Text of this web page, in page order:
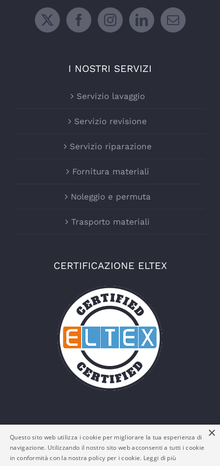
I NOSTRI SERVIZI
Servizio lavaggio
Servizio revisione
Servizio riparazione
Fornitura materiali
Noleggio e permuta
Trasporto materiali
CERTIFICAZIONE ELTEX
×
Questo sito web utilizza i cookie per migliorare la tua esperienza di
navigazione. Utilizzando il nostro sito web acconsenti a tutti i cookie
in conformità con la nostra policy per i cookie. Leggi di più